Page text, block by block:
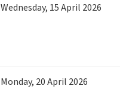
Wednesday, 15April 2026
Monday, 20April 2026